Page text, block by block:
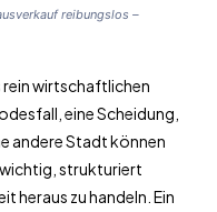
reibungslos –
rein wirtschaftlichen
eine Scheidung,
andere Stadt können
wichtig, strukturiert
heraus zu handeln. Ein